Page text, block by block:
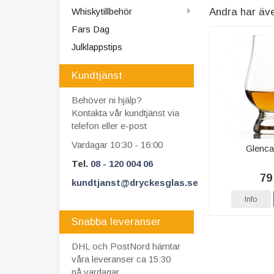
Whiskytillbehör
Fars Dag
Julklappstips
Kundtjänst
Behöver ni hjälp?
Kontakta vår kundtjänst via
telefon eller e-post
Vardagar 10:30 - 16:00
Tel. 08 - 120 004 06
kundtjanst@dryckesglas.se
Snabba leveranser
DHL och PostNord hämtar
våra leveranser ca 15:30
på vardagar.
Andra har
Info